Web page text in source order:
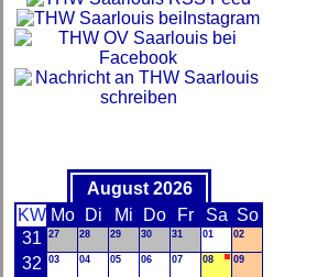
August 2026
KW Mo Di Mi Do Fr Sa So
31
27 28 29 30 31 01 02
32 03 04 05 06 07 08 09